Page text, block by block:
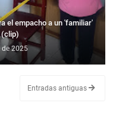
el empacho a un 'familiar'
(clip)
de 2025
Entradas antiguas